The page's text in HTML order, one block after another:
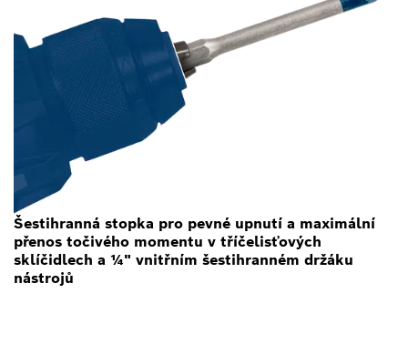
Šestihranná stopka pro pevné upnutí a maximální
přenos točivého momentu v tříčelisťových
sklíčidlech a ¼" vnitřním šestihranném držáku
nástrojů